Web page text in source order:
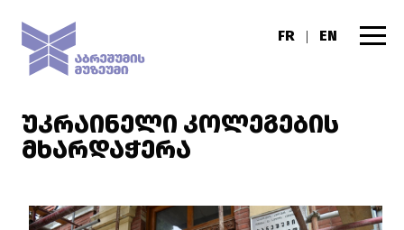
FR | EN
ᲣᲙᲠᲐᲘᲜᲔᲚᲘ ᲙᲝᲚᲔᲒᲔᲑᲘᲡ
ᲛᲮᲐᲠᲓᲐᲭᲔᲠᲐ